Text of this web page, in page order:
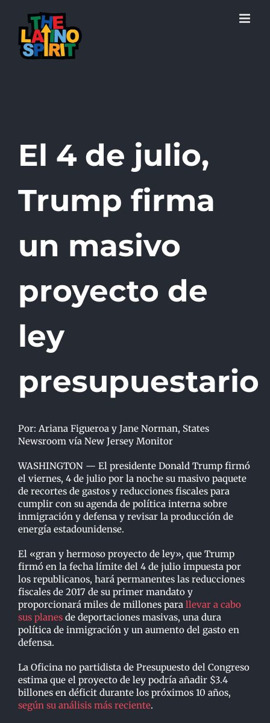
content
El 4 de julio,
Trump firma
un masivo
proyecto de
ley
presupuestario
Por: Ariana Figueroa y Jane Norman, States
Newsroom vía New Jersey Monitor
WASHINGTON — El presidente Donald Trump firmó
el viernes, 4 de julio por la noche su masivo paquete
de recortes de gastos y reducciones fiscales para
cumplir con su agenda de política interna sobre
inmigración y defensa y revisar la producción de
energía estadounidense.
El «gran y hermoso proyecto de ley», que Trump
firmó en la fecha límite del 4 de julio impuesta por
los republicanos, hará permanentes las reducciones
fiscales de 2017 de su primer mandato y
proporcionará miles de millones para llevar a cabo
sus planes de deportaciones masivas, una dura
política de inmigración y un aumento del gasto en
defensa.
La Oficina no partidista de Presupuesto del Congreso
estima que el proyecto de ley podría añadir $3.4
billones en déficit durante los próximos 10 años,
según su análisis más reciente.